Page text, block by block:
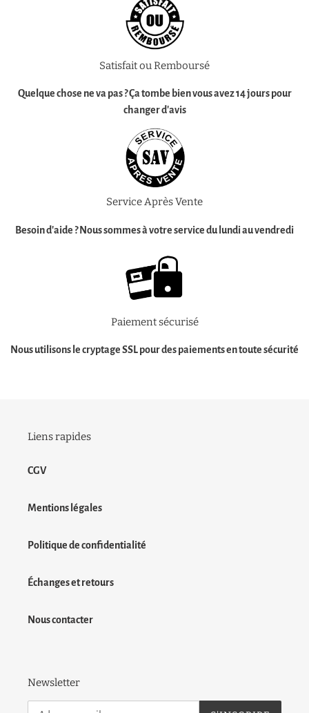
Satisfait ou Remboursé
Quelque chose ne va pas ? Ça tombe bien vous avez14 jours pour
changer d'avis
Service Après Vente
Besoin d'aide ?Nous sommes à votre servicedu lundi au vendredi
Paiement sécurisé
Nous utilisons le cryptage SSL pour despaiements en toute sécurité
Liens rapides
CGV
Mentions légales
Politique de confidentialité
Échanges et retours
Nous contacter
Newsletter